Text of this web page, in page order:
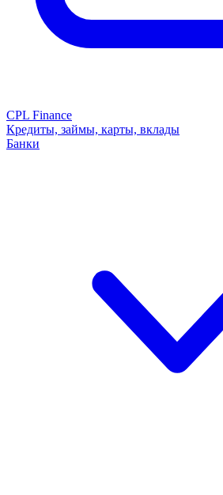
CPL Finance
Кредиты, займы, карты, вклады
Банки